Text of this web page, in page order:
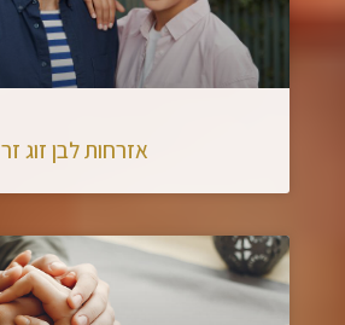
אזרחות לבן זוג זר